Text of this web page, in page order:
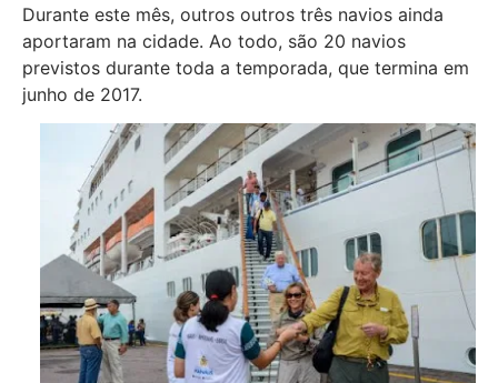
Durante este mês, outros outros três navios ainda
aportaram na cidade. Ao todo, são 20 navios
previstos durante toda a temporada, que termina em
junho de 2017.